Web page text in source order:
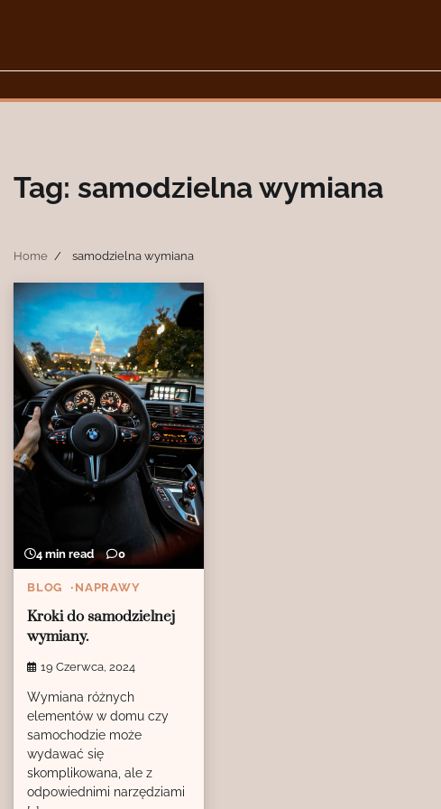
Tag: samodzielna wymiana
Home samodzielna wymiana
4 min read 0
BLOG NAPRAWY
Kroki do samodzielnej
wymiany.
19 Czerwca, 2024
Wymiana różnych
elementów w domu czy
samochodzie może
wydawać się
skomplikowana, ale z
odpowiednimi narzędziami